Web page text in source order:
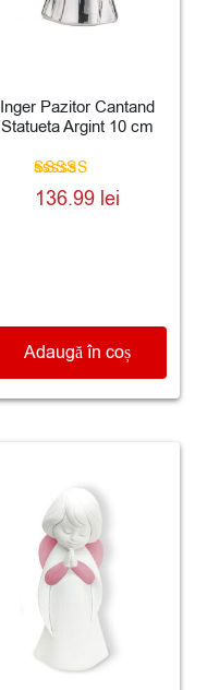
Inger Pazitor Cantand
Statueta Argint 10 cm
Evaluat la
5.00
136.99 lei
Adaugă în coș